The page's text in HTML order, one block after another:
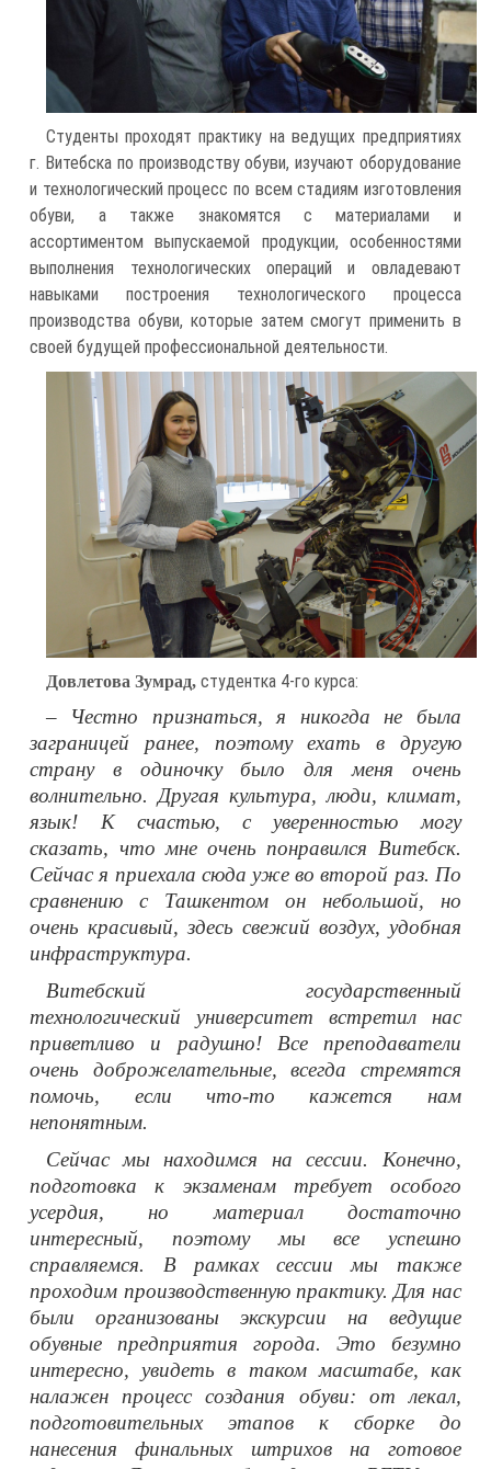
Студенты проходят практику на ведущих предприятиях
г. Витебска по производству обуви, изучают оборудование
и технологический процесс по всем стадиям изготовления
обуви, а также знакомятся с материалами и
ассортиментом выпускаемой продукции, особенностями
выполнения технологических операций и овладевают
навыками построения технологического процесса
производства обуви, которые затем смогут применить в
своей будущей профессиональной деятельности.
Довлетова Зумрад, студентка 4-го курса:
– Честно признаться, я никогда не была
заграницей ранее, поэтому ехать в другую
страну в одиночку было для меня очень
волнительно. Другая культура, люди, климат,
язык! К счастью, с уверенностью могу
сказать, что мне очень понравился Витебск.
Сейчас я приехала сюда уже во второй раз. По
сравнению с Ташкентом он небольшой, но
очень красивый, здесь свежий воздух, удобная
инфраструктура.
Витебский государственный
технологический университет встретил нас
приветливо и радушно! Все преподаватели
очень доброжелательные, всегда стремятся
помочь, если что-то кажется нам
непонятным.
Сейчас мы находимся на сессии. Конечно,
подготовка к экзаменам требует особого
усердия, но материал достаточно
интересный, поэтому мы все успешно
справляемся. В рамках сессии мы также
проходим производственную практику. Для нас
были организованы экскурсии на ведущие
обувные предприятия города. Это безумно
интересно, увидеть в таком масштабе, как
налажен процесс создания обуви: от лекал,
подготовительных этапов к сборке до
нанесения финальных штрихов на готовое